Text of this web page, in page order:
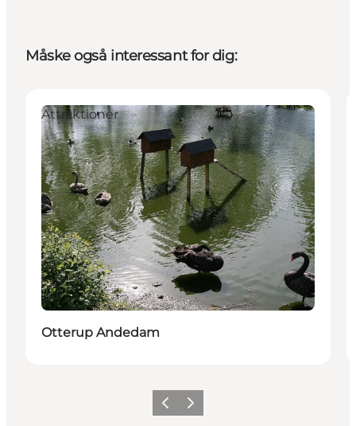
Måske også interessant for dig:
Attraktioner
Otterup Andedam
Forrige billede
Næste billede